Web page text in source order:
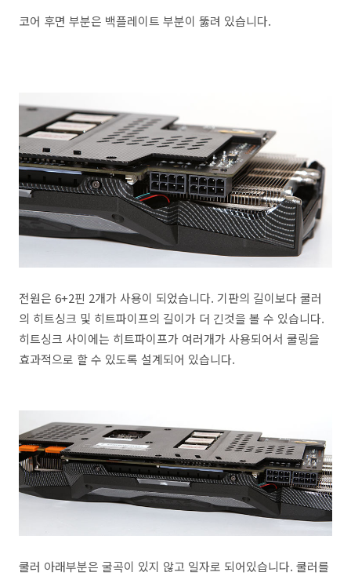
코어 후면 부분은 백플레이트 부분이 뚫려 있습니다.
전원은 6+2핀 2개가 사용이 되었습니다. 기판의 길이보다 쿨러
의 히트싱크 및 히트파이프의 길이가 더 긴것을 볼 수 있습니다.
히트싱크 사이에는 히트파이프가 여러개가 사용되어서 쿨링을
효과적으로 할 수 있도록 설계되어 있습니다.
쿨러 아래부분은 굴곡이 있지 않고 일자로 되어있습니다. 쿨러를